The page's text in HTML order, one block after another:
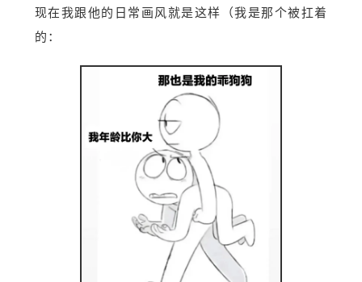
现在我跟他的日常画风就是这样（我是那个被扛着
的：